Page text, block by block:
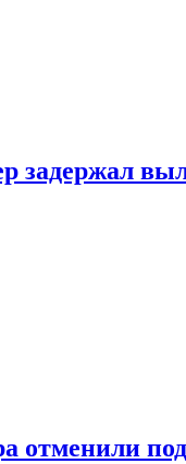
задержал
отменили